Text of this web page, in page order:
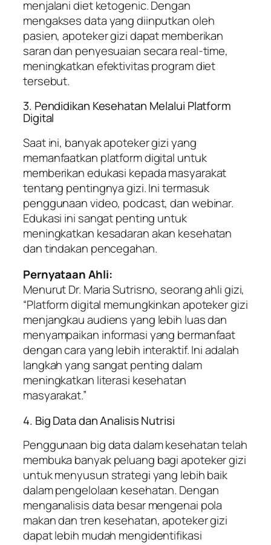
menjalani diet ketogenic. Dengan
mengakses data yang diinputkan oleh
pasien, apoteker gizi dapat memberikan
saran dan penyesuaian secara real-time,
meningkatkan efektivitas program diet
tersebut.
3. Pendidikan Kesehatan Melalui Platform
Digital
Saat ini, banyak apoteker gizi yang
memanfaatkan platform digital untuk
memberikan edukasi kepada masyarakat
tentang pentingnya gizi. Ini termasuk
penggunaan video, podcast, dan webinar.
Edukasi ini sangat penting untuk
meningkatkan kesadaran akan kesehatan
dan tindakan pencegahan.
Pernyataan Ahli:
Menurut Dr. Maria Sutrisno, seorang ahli gizi,
“Platform digital memungkinkan apoteker gizi
menjangkau audiens yang lebih luas dan
menyampaikan informasi yang bermanfaat
dengan cara yang lebih interaktif. Ini adalah
langkah yang sangat penting dalam
meningkatkan literasi kesehatan
masyarakat.”
4. Big Data dan Analisis Nutrisi
Penggunaan big data dalam kesehatan telah
membuka banyak peluang bagi apoteker gizi
untuk menyusun strategi yang lebih baik
dalam pengelolaan kesehatan. Dengan
menganalisis data besar mengenai pola
makan dan tren kesehatan, apoteker gizi
dapat lebih mudah mengidentifikasi